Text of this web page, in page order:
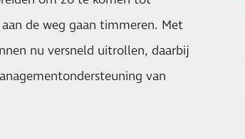
de weg gaan timmeren. Met
nu versneld uitrollen, daarbij
van